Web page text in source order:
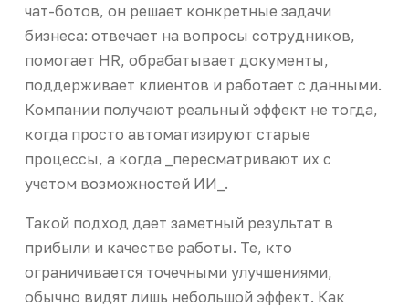
чат-ботов, он решает конкретные задачи
бизнеса: отвечает на вопросы сотрудников,
помогает HR, обрабатывает документы,
поддерживает клиентов и работает с данными.
Компании получают реальный эффект не тогда,
когда просто автоматизируют старые
процессы, а когда _пересматривают их с
учетом возможностей ИИ_.
Такой подход дает заметный результат в
прибыли и качестве работы. Те, кто
ограничивается точечными улучшениями,
обычно видят лишь небольшой эффект. Как